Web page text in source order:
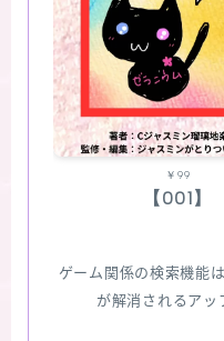
￥99
【001】
ゲーム関係の検索機能
が解消されるアッ